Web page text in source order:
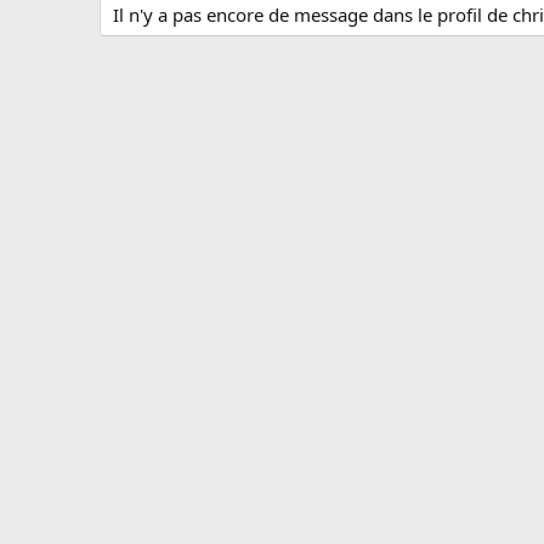
Il n'y a pas encore de message dans le profil de